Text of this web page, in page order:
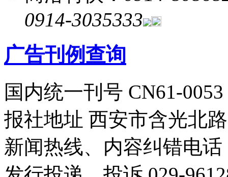
0914-3035333
广告刊例查询
国内统一刊号 CN61-0053
报社地址 西安市含光北
新闻热线、内容纠错电话